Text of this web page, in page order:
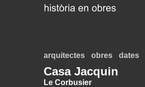
arquitectes obres dates
Casa Jacquin
Le Corbusier